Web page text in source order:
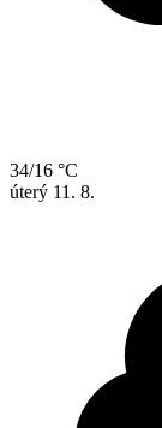
34/16 °C
úterý 11. 8.